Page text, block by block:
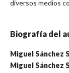
diversos medios
Biografía del
Miguel Sánchez
Miguel Sánchez